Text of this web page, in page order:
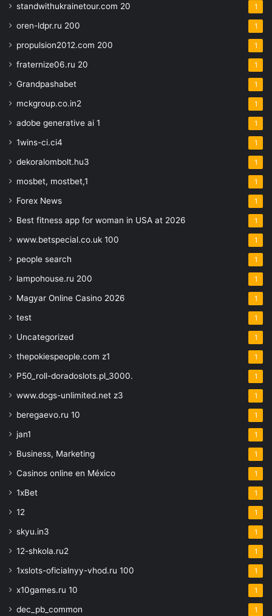
standwithukrainetour.com 20 1
oren-ldpr.ru 200 1
propulsion2012.com 200 1
fraternize06.ru 20 1
Grandpashabet 1
mckgroup.co.in2 1
adobe generative ai 1 1
1wins-ci.ci4 1
dekoralombolt.hu3 1
mosbet, mostbet,1 1
Forex News 1
Best fitness app for woman in USA at 2026 1
www.betspecial.co.uk 100 1
people search 1
lampohouse.ru 200 1
Magyar Online Casino 2026 1
test 1
Uncategorized 1
thepokiespeople.com z1 1
P50_roll-doradoslots.pl_3000. 1
www.dogs-unlimited.net z3 1
beregaevo.ru 10 1
jan1 1
Business, Marketing 1
Casinos online en México 1
1xBet 1
12 1
skyu.in3 1
12-shkola.ru2 1
1xslots-oficialnyy-vhod.ru 100 1
x10games.ru 10 1
dec_pb_common 1